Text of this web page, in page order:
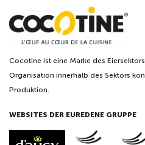
Cocotine ist eine Marke des
Organisation innerhalb des Sektors
Produktion.
WEBSITES DER EUREDENE GRUPPE